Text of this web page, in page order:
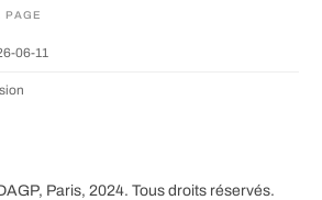
PAGE
06-11
Paris, 2024. Tous droits réservés.